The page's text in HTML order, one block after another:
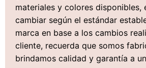
materiales y colores disponibles,
cambiar según el estándar
marca en base a los cambios
cliente, recuerda que somos
brindamos calidad y garantía a